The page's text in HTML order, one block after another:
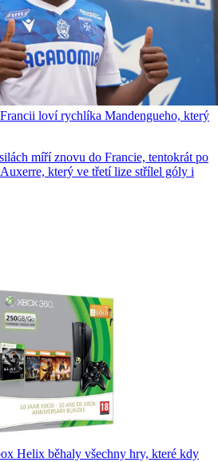
loví rychlíka Mandengueho, který
míří znovu do Francie, tentokrát po
který ve třetí lize střílel góly i
Helix běhaly všechny hry, které kdy